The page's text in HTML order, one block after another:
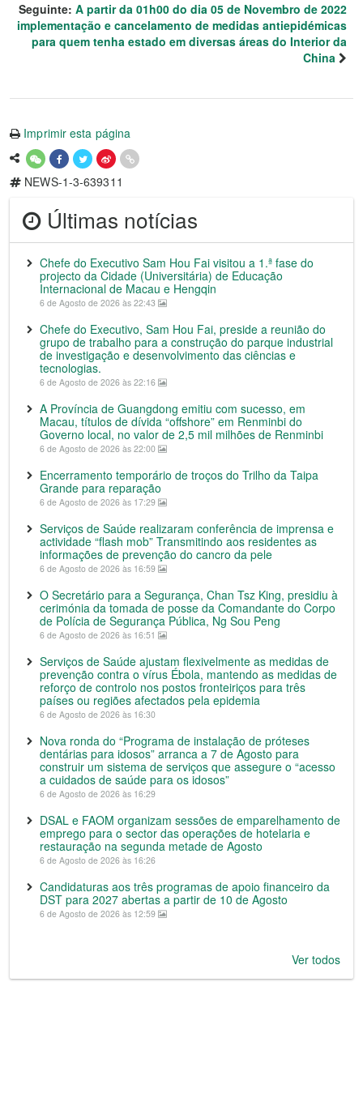
Seguinte: A partir da 01h00 do dia 05 de Novembro de 2022
implementação e cancelamento de medidas antiepidémicas
para quem tenha estado em diversas áreas do Interior da
China
Imprimir esta página
NEWS-1-3-639311
Últimas notícias
Chefe do Executivo Sam Hou Fai visitou a 1.ª fase do
projecto da Cidade (Universitária) de Educação
Internacional de Macau e Hengqin
6 de Agosto de 2026 às 22:43
Chefe do Executivo, Sam Hou Fai, preside a reunião do
grupo de trabalho para a construção do parque industrial
de investigação e desenvolvimento das ciências e
tecnologias.
6 de Agosto de 2026 às 22:16
A Província de Guangdong emitiu com sucesso, em
Macau, títulos de dívida “offshore” em Renminbi do
Governo local, no valor de 2,5 mil milhões de Renminbi
6 de Agosto de 2026 às 22:00
Encerramento temporário de troços do Trilho da Taipa
Grande para reparação
6 de Agosto de 2026 às 17:29
Serviços de Saúde realizaram conferência de imprensa e
actividade “flash mob” Transmitindo aos residentes as
informações de prevenção do cancro da pele
6 de Agosto de 2026 às 16:59
O Secretário para a Segurança, Chan Tsz King, presidiu à
cerimónia da tomada de posse da Comandante do Corpo
de Polícia de Segurança Pública, Ng Sou Peng
6 de Agosto de 2026 às 16:51
Serviços de Saúde ajustam flexivelmente as medidas de
prevenção contra o vírus Ébola, mantendo as medidas de
reforço de controlo nos postos fronteiriços para três
países ou regiões afectados pela epidemia
6 de Agosto de 2026 às 16:30
Nova ronda do “Programa de instalação de próteses
dentárias para idosos” arranca a 7 de Agosto para
construir um sistema de serviços que assegure o “acesso
a cuidados de saúde para os idosos”
6 de Agosto de 2026 às 16:29
DSAL e FAOM organizam sessões de emparelhamento de
emprego para o sector das operações de hotelaria e
restauração na segunda metade de Agosto
6 de Agosto de 2026 às 16:26
Candidaturas aos três programas de apoio financeiro da
DST para 2027 abertas a partir de 10 de Agosto
6 de Agosto de 2026 às 12:59
Ver todos